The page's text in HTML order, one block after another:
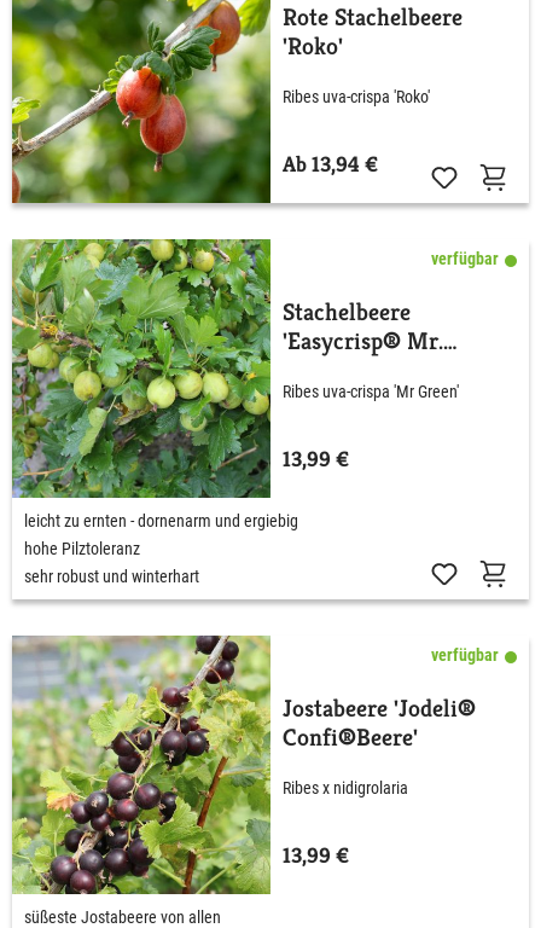
Rote Stachelbeere
'Roko'
Ribes uva-crispa 'Roko'
Ab 13,94 €
verfügbar
Stachelbeere
'Easycrisp® Mr.
Ribes uva-crispa 'Mr Green'
13,99 €
leicht zu ernten - dornenarm und ergiebig
hohe Pilztoleranz
sehr robust und winterhart
verfügbar
Jostabeere 'Jodeli®
Confi®Beere'
Ribes x nidigrolaria
13,99 €
süßeste Jostabeere von allen